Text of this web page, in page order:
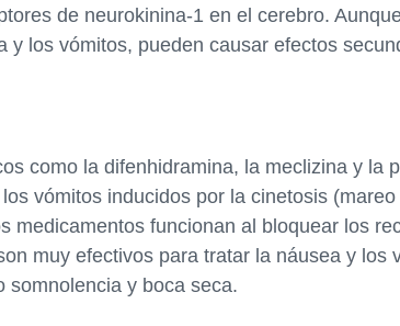
de neurokinina-1 en el cerebro.
y los vómitos, pueden causar efectos
como la difenhidramina, la meclizina y la
vómitos inducidos por la cinetosis
medicamentos funcionan al bloquear los
muy efectivos para tratar la náusea y los
somnolencia y boca seca.